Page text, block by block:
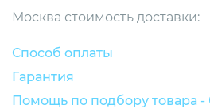
Москва стоимость доставки:
Способ оплаты
Гарантия
Помощь по подбору товара -